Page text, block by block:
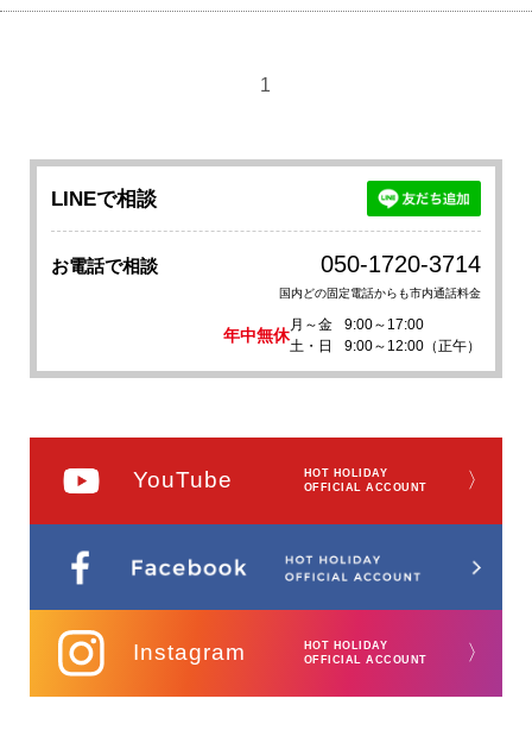
1
LINEで相談
お電話で相談 050-1720-3714
国内どの固定電話からも市内通話料金
年中無休
月～金
9:00～17:00
土・日
9:00～12:00（正午）
YouTube
HOT HOLIDAY
OFFICIAL ACCOUNT
〉
Instagram
HOT HOLIDAY
OFFICIAL ACCOUNT
〉